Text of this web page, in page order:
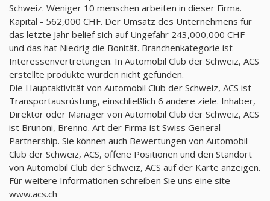
Schweiz. Weniger 10 menschen arbeiten in dieser Firma.
Kapital - 562,000 CHF. Der Umsatz des Unternehmens für
das letzte Jahr belief sich auf Ungefähr 243,000,000 CHF
und das hat Niedrig die Bonität. Branchenkategorie ist
Interessenvertretungen. In Automobil Club der Schweiz, ACS
erstellte produkte wurden nicht gefunden.
Die Hauptaktivität von Automobil Club der Schweiz, ACS ist
Transportausrüstung, einschließlich 6 andere ziele. Inhaber,
Direktor oder Manager von Automobil Club der Schweiz, ACS
ist Brunoni, Brenno. Art der Firma ist Swiss General
Partnership. Sie können auch Bewertungen von Automobil
Club der Schweiz, ACS, offene Positionen und den Standort
von Automobil Club der Schweiz, ACS auf der Karte anzeigen.
Für weitere Informationen schreiben Sie uns eine site
www.acs.ch